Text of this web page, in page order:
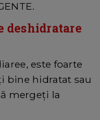
deshidratare
este foarte
bine hidratat sau
mergeți la